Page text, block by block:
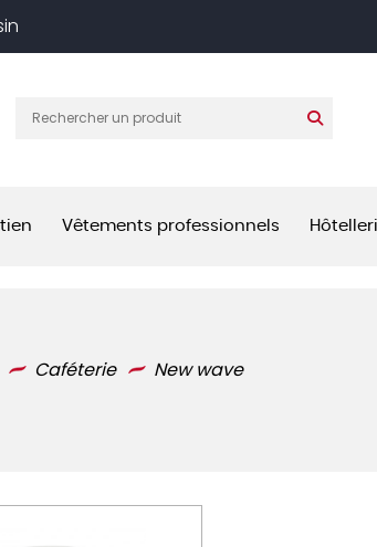
Vêtements professionnels
Caféterie New wave